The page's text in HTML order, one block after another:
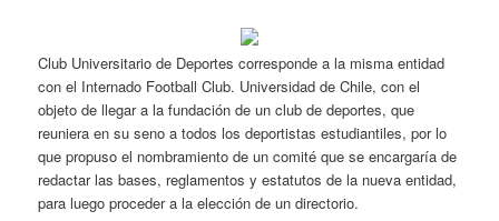
Club Universitario de Deportes corresponde a la misma entidad
con el Internado Football Club. Universidad de Chile, con el
objeto de llegar a la fundación de un club de deportes, que
reuniera en su seno a todos los deportistas estudiantiles, por lo
que propuso el nombramiento de un comité que se encargaría de
redactar las bases, reglamentos y estatutos de la nueva entidad,
para luego proceder a la elección de un directorio.